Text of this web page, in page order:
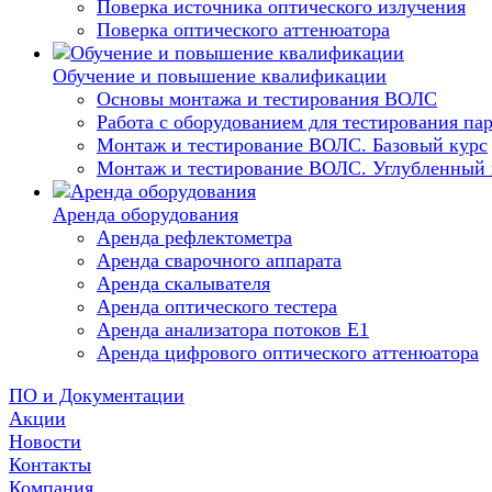
Поверка источника оптического излучения
Поверка оптического аттенюатора
Обучение и повышение квалификации
Основы монтажа и тестирования ВОЛС
Работа с оборудованием для тестирования
Монтаж и тестирование ВОЛС. Базовый курс
Монтаж и тестирование ВОЛС. Углубленный
Аренда оборудования
Аренда рефлектометра
Аренда сварочного аппарата
Аренда скалывателя
Аренда оптического тестера
Аренда анализатора потоков Е1
Аренда цифрового оптического аттенюатора
ПО и Документации
Акции
Новости
Контакты
Компания